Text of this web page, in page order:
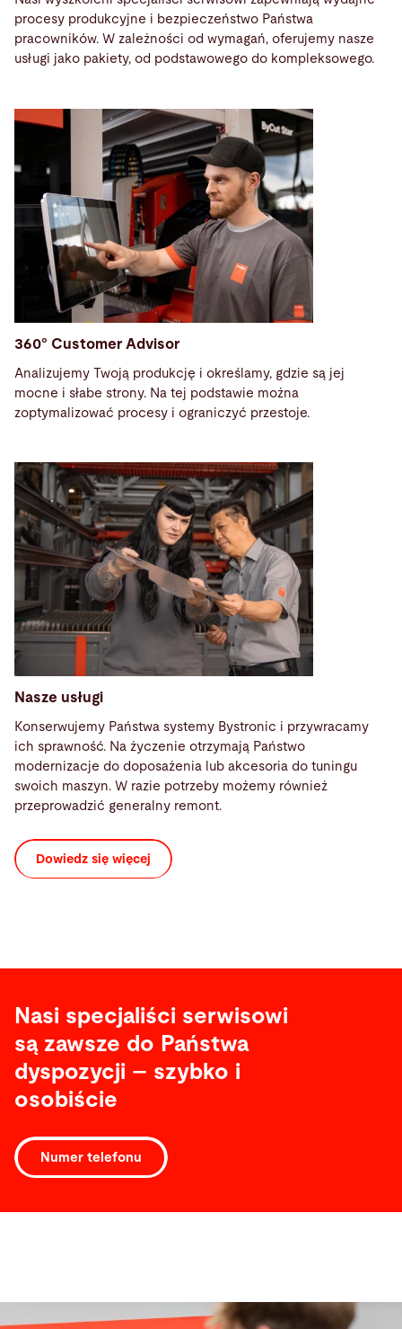
procesy produkcyjne i bezpieczeństwo Państwa
pracowników. W zależności od wymagań, oferujemy nasze
usługi jako pakiety, od podstawowego do kompleksowego.
360° Customer Advisor
Analizujemy Twoją produkcję i określamy, gdzie są jej
mocne i słabe strony. Na tej podstawie można
zoptymalizować procesy i ograniczyć przestoje.
Nasze usługi
Konserwujemy Państwa systemy Bystronic i przywracamy
ich sprawność. Na życzenie otrzymają Państwo
modernizacje do doposażenia lub akcesoria do tuningu
swoich maszyn. W razie potrzeby możemy również
przeprowadzić generalny remont.
Dowiedz się więcej
Nasi specjaliści serwisowi
są zawsze do Państwa
dyspozycji – szybko i
osobiście
Numer telefonu